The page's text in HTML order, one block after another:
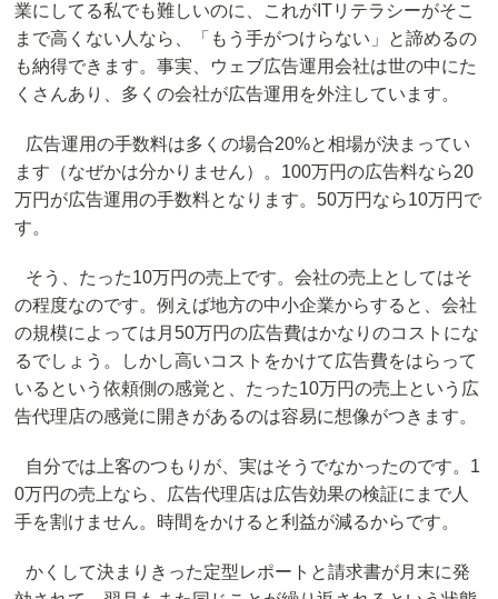
業にしてる私でも難しいのに、これがITリテラシーがそこ
まで高くない人なら、「もう手がつけらない」と諦めるの
も納得できます。事実、ウェブ広告運用会社は世の中にた
くさんあり、多くの会社が広告運用を外注しています。
広告運用の手数料は多くの場合20%と相場が決まってい
ます（なぜかは分かりません）。100万円の広告料なら20
万円が広告運用の手数料となります。50万円なら10万円で
す。
そう、たった10万円の売上です。会社の売上としてはそ
の程度なのです。例えば地方の中小企業からすると、会社
の規模によっては月50万円の広告費はかなりのコストにな
るでしょう。しかし高いコストをかけて広告費をはらって
いるという依頼側の感覚と、たった10万円の売上という広
告代理店の感覚に開きがあるのは容易に想像がつきます。
自分では上客のつもりが、実はそうでなかったのです。1
0万円の売上なら、広告代理店は広告効果の検証にまで人
手を割けません。時間をかけると利益が減るからです。
かくして決まりきった定型レポートと請求書が月末に発